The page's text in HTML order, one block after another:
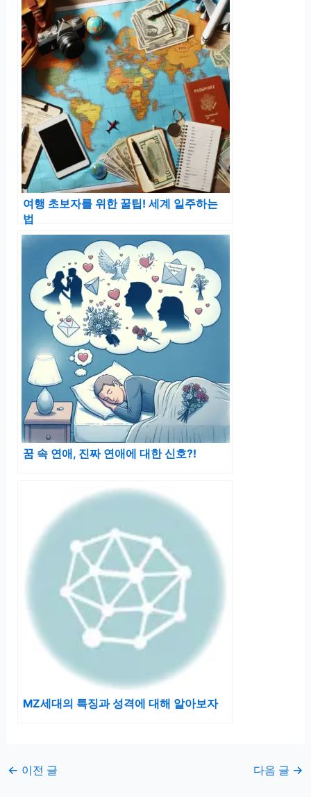
여행 초보자를 위한 꿀팁! 세계 일주하는
법
꿈 속 연애, 진짜 연애에 대한 신호?!
MZ세대의 특징과 성격에 대해 알아보자
← 이전 글 다음 글 →